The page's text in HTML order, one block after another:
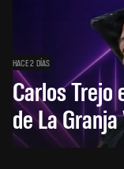
HACE 2 DÍAS
Carlos Trejo
de La